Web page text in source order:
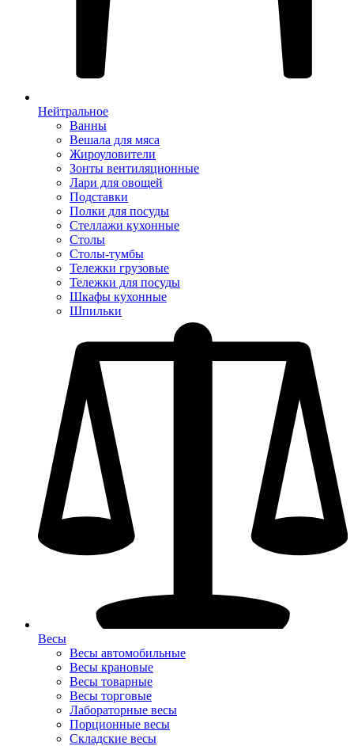
Нейтральное
Ванны
Вешала для мяса
Жироуловители
Зонты вентиляционные
Лари для овощей
Подставки
Полки для посуды
Стеллажи кухонные
Столы
Столы-тумбы
Тележки грузовые
Тележки для посуды
Шкафы кухонные
Шпильки
Весы
Весы автомобильные
Весы крановые
Весы товарные
Весы торговые
Лабораторные весы
Порционные весы
Складские весы